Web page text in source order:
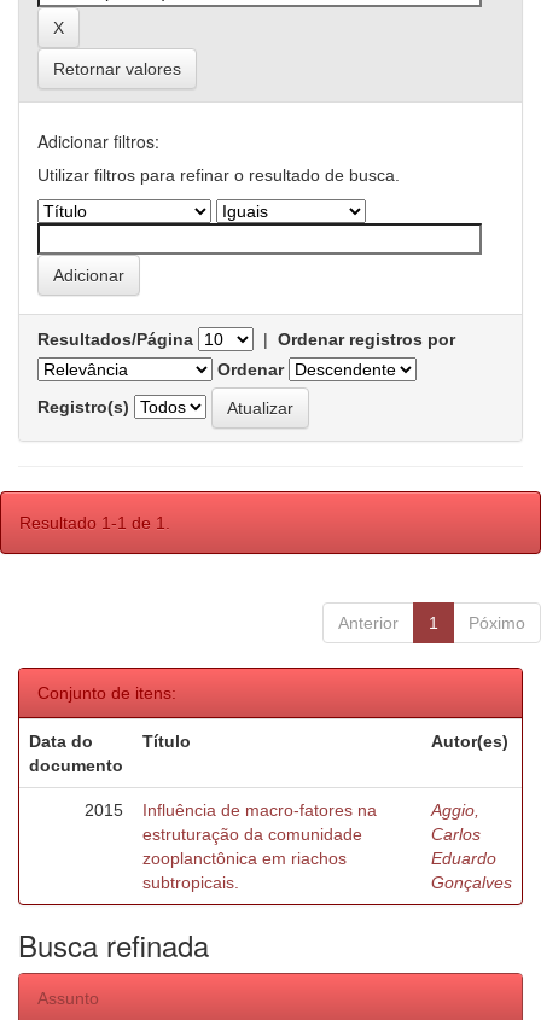
Retornar valores
Adicionar filtros:
Utilizar filtros para refinar o resultado de busca.
Resultados/Página | Ordenar registros por
Ordenar
Registro(s)
Resultado 1-1 de 1.
Anterior 1 Póximo
Conjunto de itens:
Data do
documento
Título Autor(es)
2015
Influência de macro-fatores na
estruturação da comunidade
zooplanctônica em riachos
subtropicais.
Aggio,
Carlos
Eduardo
Gonçalves
Busca refinada
Assunto